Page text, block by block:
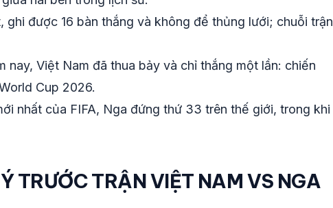
ghi được 16 bàn thắng và không để thủng lưới; chuỗi trận
nay, Việt Nam đã thua bảy và chỉ thắng một lần: chiến
Cup 2026.
nhất của FIFA, Nga đứng thứ 33 trên thế giới, trong khi
TRƯỚC TRẬN VIỆT NAM VS NGA